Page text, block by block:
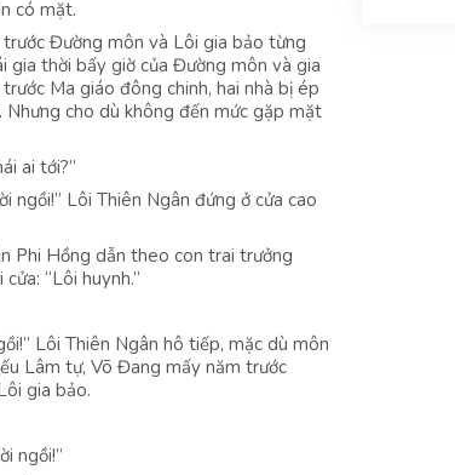
có mặt.
Đường môn và Lôi gia bảo từng
gia thời bấy giờ của Đường môn và gia
Ma giáo đông chinh, hai nhà bị ép
cho dù không đến mức gặp mặt
ai tới?”
Lôi Thiên Ngân đứng ở cửa cao
Phi Hồng dẫn theo con trai trưởng
“Lôi huynh.”
Lôi Thiên Ngân hô tiếp, mặc dù môn
Lâm tự, Võ Đang mấy năm trước
gia bảo.
ngồi!”